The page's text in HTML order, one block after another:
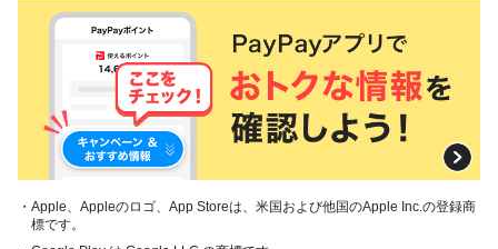
・Apple、Appleのロゴ、App Storeは、米国および他国のApple Inc.の登録商
標です。